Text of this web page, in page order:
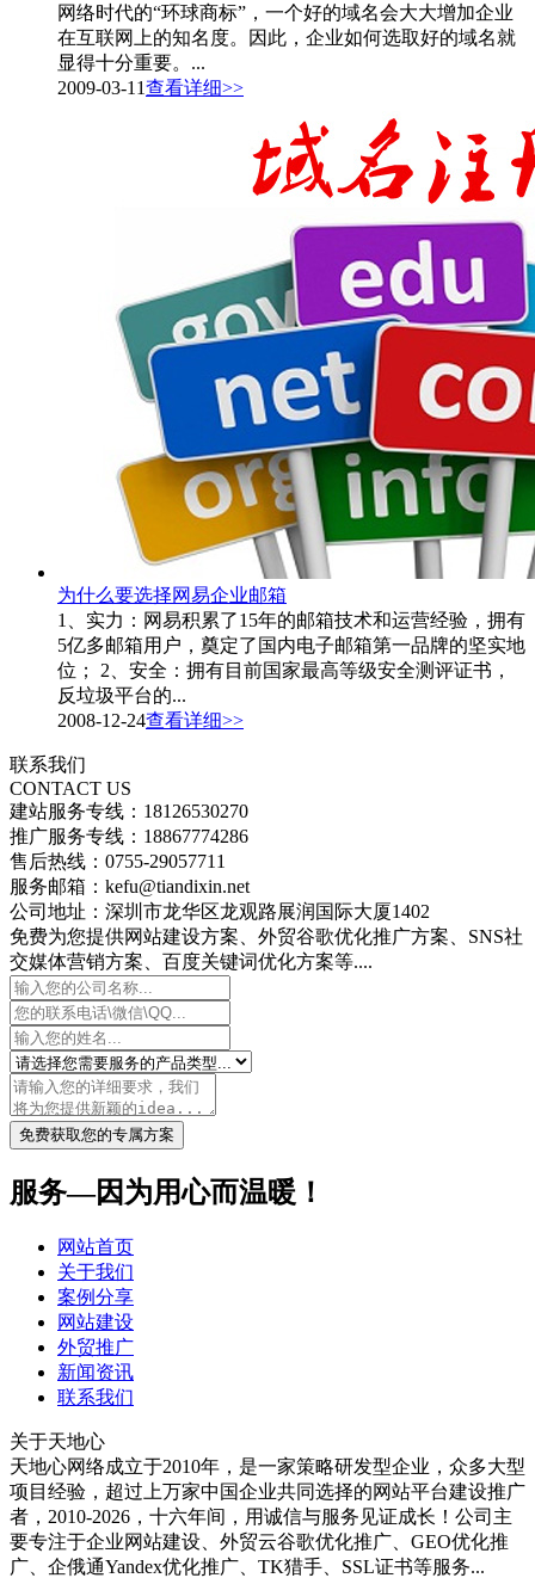
网络时代的“环球商标”，一个好的域名会大大增加企业
在互联网上的知名度。因此，企业如何选取好的域名就
显得十分重要。...
2009-03-11查看详细>>
为什么要选择网易企业邮箱
1、实力：网易积累了15年的邮箱技术和运营经验，拥有
5亿多邮箱用户，奠定了国内电子邮箱第一品牌的坚实地
位； 2、安全：拥有目前国家最高等级安全测评证书，
反垃圾平台的...
2008-12-24查看详细>>
联系我们
CONTACT US
建站服务专线：18126530270
推广服务专线：18867774286
售后热线：0755-29057711
服务邮箱：kefu@tiandixin.net
公司地址：深圳市龙华区龙观路展润国际大厦1402
免费为您提供网站建设方案、外贸谷歌优化推广方案、SNS社
交媒体营销方案、百度关键词优化方案等....
免费获取您的专属方案
服务—因为用心而温暖！
网站首页
关于我们
案例分享
网站建设
外贸推广
新闻资讯
联系我们
关于天地心
天地心网络成立于2010年，是一家策略研发型企业，众多大型
项目经验，超过上万家中国企业共同选择的网站平台建设推广
者，2010-2026，十六年间，用诚信与服务见证成长！公司主
要专注于企业网站建设、外贸云谷歌优化推广、GEO优化推
广、企俄通Yandex优化推广、TK猎手、SSL证书等服务...